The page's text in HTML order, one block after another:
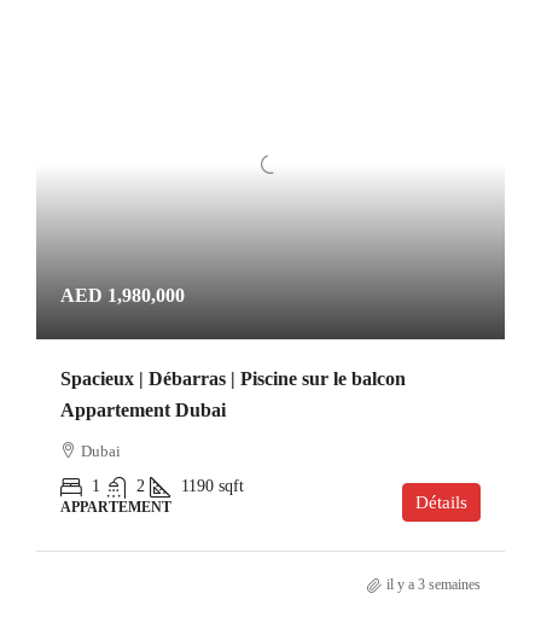
AED 1,980,000
Spacieux | Débarras | Piscine sur le balcon
Appartement Dubai
Dubai
1
2 1190 sqft
APPARTEMENT Détails
il y a 3 semaines